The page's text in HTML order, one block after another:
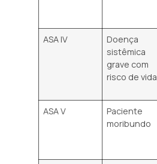
ASA IV
Doença
sistêmica
grave com
risco de vida
ASA V
Paciente
moribundo